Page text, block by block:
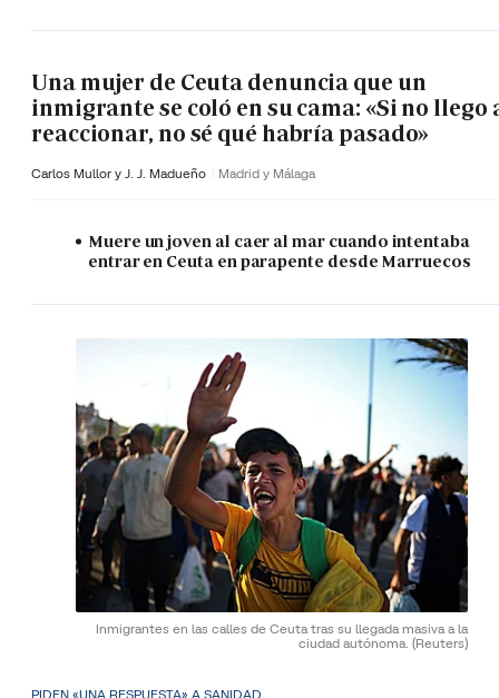
Una mujer de Ceuta denuncia que un
inmigrante se coló en su cama: «Si no llego
reaccionar, no sé qué habría pasado»
Carlos Mullor y J. J. Madueño Madrid y Málaga
Muere un joven al caer al mar cuando intentaba
entrar en Ceuta en parapente desde Marruecos
Inmigrantes en las calles de Ceuta tras su llegada masiva a la
ciudad autónoma. (Reuters)
PIDEN «UNA RESPUESTA» A SANIDAD